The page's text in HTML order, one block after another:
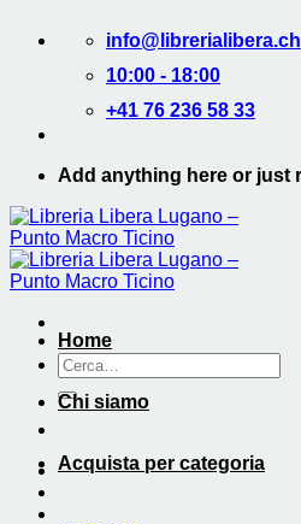
contenuti
info@librerialibera.ch
10:00 - 18:00
+41 76 236 58 33
Add anything here or just
Cerca:
Home
Chi siamo
Acquista per categoria